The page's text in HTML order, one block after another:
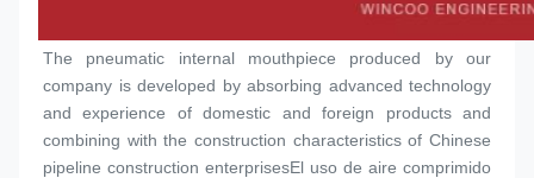
The pneumatic internal mouthpiece produced by our
company is developed by absorbing advanced technology
and experience of domestic and foreign products and
combining with the construction characteristics of Chinese
pipeline construction enterprisesEl uso de aire comprimido